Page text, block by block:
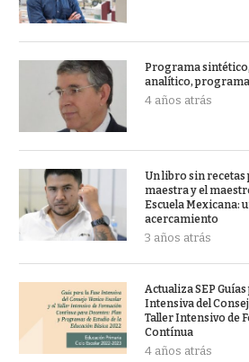
Programa
analítico,
4 años atrás
Un libro sin recetas
maestra y el
Escuela Mexicana:
acercamiento
3 años atrás
Actualiza SEP Guías
Intensiva del
Taller Intensivo de
Contínua
4 años atrás